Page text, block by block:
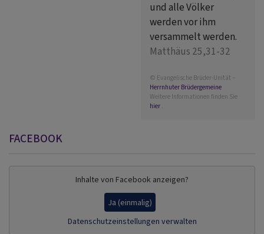
und alle Völker
werden vor ihm
versammelt werden.
Matthäus 25,31-32
© Evangelische Brüder-Unität –
Herrnhuter Brüdergemeine
Weitere Informationen finden Sie
hier .
FACEBOOK
Inhalte von Facebook anzeigen?
Ja (einmalig)
Datenschutzeinstellungen verwalten